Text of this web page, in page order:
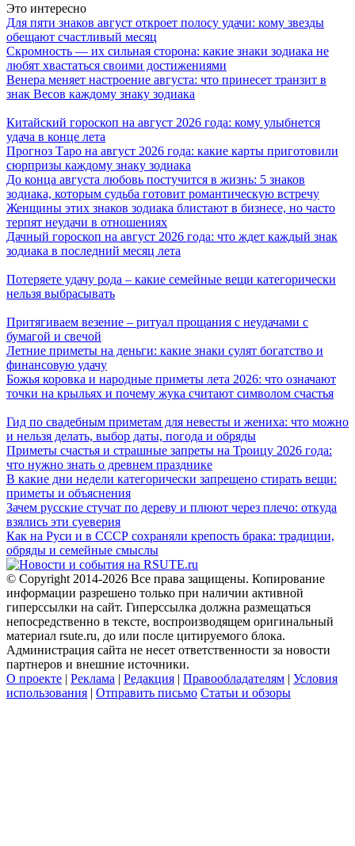
Это интересно
Для пяти знаков август откроет полосу удачи: кому звезды
обещают счастливый месяц
Скромность — их сильная сторона: какие знаки зодиака не
любят хвастаться своими достижениями
Венера меняет настроение августа: что принесет транзит в
знак Весов каждому знаку зодиака
Китайский гороскоп на август 2026 года: кому улыбнется
удача в конце лета
Прогноз Таро на август 2026 года: какие карты приготовили
сюрпризы каждому знаку зодиака
До конца августа любовь постучится в жизнь: 5 знаков
зодиака, которым судьба готовит романтическую встречу
Женщины этих знаков зодиака блистают в бизнесе, но часто
терпят неудачи в отношениях
Дачный гороскоп на август 2026 года: что ждет каждый знак
зодиака в последний месяц лета
Потеряете удачу рода – какие семейные вещи категорически
нельзя выбрасывать
Притягиваем везение – ритуал прощания с неудачами с
бумагой и свечой
Летние приметы на деньги: какие знаки сулят богатство и
финансовую удачу
Божья коровка и народные приметы лета 2026: что означают
точки на крыльях и почему жука считают символом счастья
Гид по свадебным приметам для невесты и жениха: что можно
и нельзя делать, выбор даты, погода и обряды
Приметы счастья и страшные запреты на Троицу 2026 года:
что нужно знать о древнем празднике
В какие дни недели категорически запрещено стирать вещи:
приметы и объяснения
Зачем русские стучат по дереву и плюют через плечо: откуда
взялись эти суеверия
Как на Руси и в СССР сохраняли крепость брака: традиции,
обряды и семейные смыслы
© Copyright 2014-2026 Все права защищены. Копирование
информации разрешено только при наличии активной
гиперссылки на сайт. Гиперссылка должна размещаться
непосредственно в тексте, воспроизводящем оригинальный
материал rsute.ru, до или после цитируемого блока.
Администрация сайта не несет ответственности за новости
партнеров и внешние источники.
О проекте | Реклама | Редакция | Правообладателям | Условия
использования | Отправить письмо Статьи и обзоры